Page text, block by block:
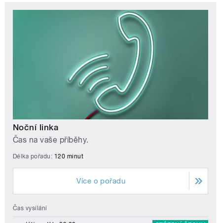
Noční linka
Čas na vaše příběhy.
Délka pořadu: 120 minut
Více o pořadu
Čas vysílání